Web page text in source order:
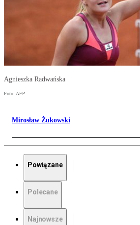
Agnieszka Radwańska
Foto: AFP
Mirosław Żukowski
Powiązane
Polecane
Najnowsze